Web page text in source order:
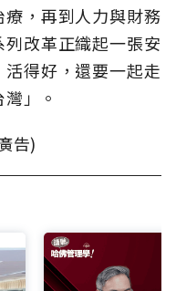
，再到人力與財務
改革正織起一張安
得好，還要一起走
」。
告)